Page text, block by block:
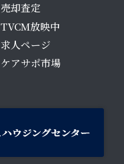
売却査定
TVCM放映中
求人ページ
ケアサポ市場